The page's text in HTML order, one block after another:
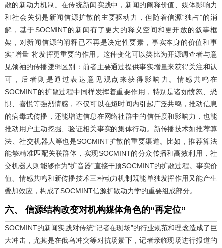
散的新动力机制。在传统新闻实践中，新闻的阐释价值、媒体影响力
和社会关切是新闻信源扩散的主要驱动力，但随着信源“独占”的消
解，基于SOCMINT的新闻有了更大的释义空间和更开放的叙事框
架，对新闻信源的阐释已不再是决定性要素，事实本身的价值和事
实“增量”将发挥更重要的作用。这种变化可以类比为开源调查者与意
见领袖的传播逻辑区别：前者主要通过提供事实增量来获得关注和认
可，后者则是通过表达意见观点来获得影响力。情感共鸣在
SOCMINT的扩散过程中同样发挥着重要作用，特别是诸如愤怒、恐
惧、喜悦等强烈情感，不仅可以在短时间内引起广泛共鸣，推动信息
的病毒式传播，还能增进信息在网络社群中的信任度和影响力，也能
推动用户主动挖掘、验证相关事实的集体行动。新传播技术如推荐算
法、社交机器人等也是SOCMINT扩散的重要渠道。比如，推荐算法
能够精准匹配关联群体，实现SOCMINT的分众传播和高效利用，社
交机器人则能够作为“扩音器”直接干预SOCMINT的扩散过程。事实价
值、情感共鸣和新传播技术三种动力机制既能单独发挥作用又能产生
叠加效应，构成了SOCMINT信源扩散动力学的重要组成部分。
六、 信源结构改变对机构媒体角色的“再定位”
SOCMINT的新闻实践对传统“记者在现场”的行业规范和理念造成了巨
大冲击，尤其是在俄乌冲突等对抗场景下，记者亲临现场进行报道的